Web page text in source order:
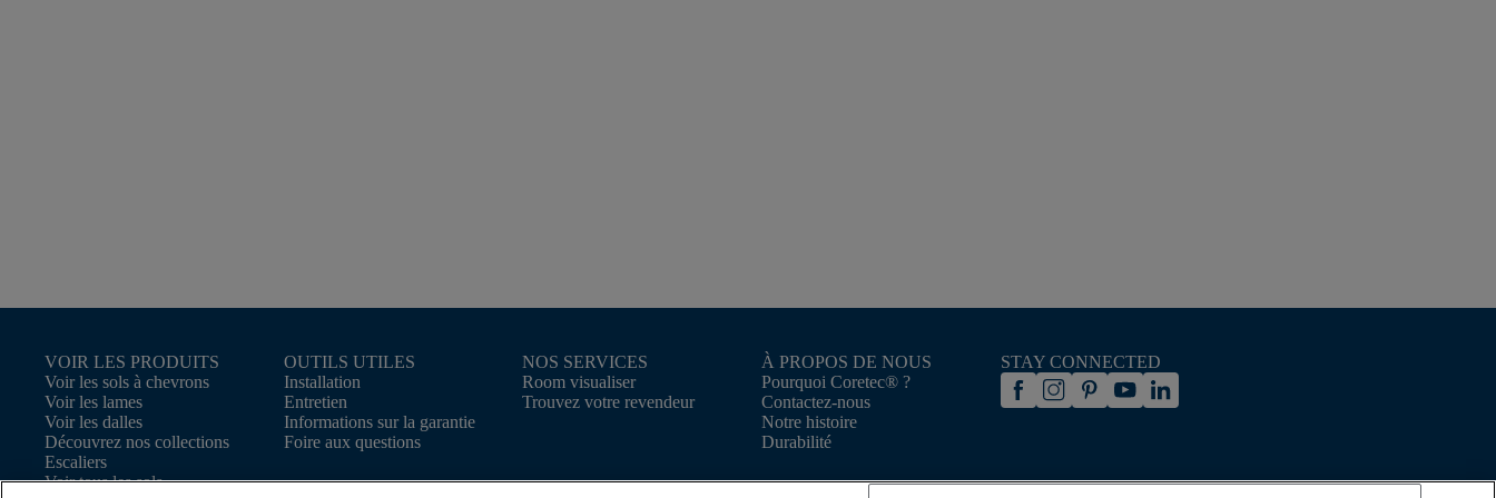
VOIR LES PRODUITS
Voir les sols à chevrons
Voir les lames
Voir les dalles
Découvrez nos collections
Escaliers
Voir tous les sols
OUTILS UTILES
Installation
Entretien
Informations sur la garantie
Foire aux questions
NOS SERVICES
Room visualiser
Trouvez votre revendeur
À PROPOS DE NOUS
Pourquoi Coretec® ?
Contactez-nous
Notre histoire
Durabilité
STAY CONNECTED